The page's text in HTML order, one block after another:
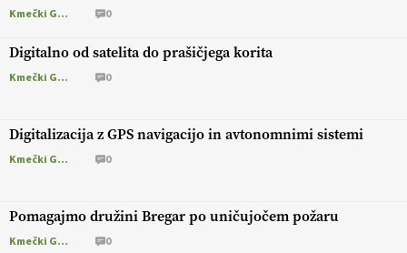
Kmečki Glas 0
Digitalno od satelita do prašičjega korita
Kmečki Glas 0
Digitalizacija z GPS navigacijo in avtonomnimi sistemi
Kmečki Glas 0
Pomagajmo družini Bregar po uničujočem požaru
Kmečki Glas 0